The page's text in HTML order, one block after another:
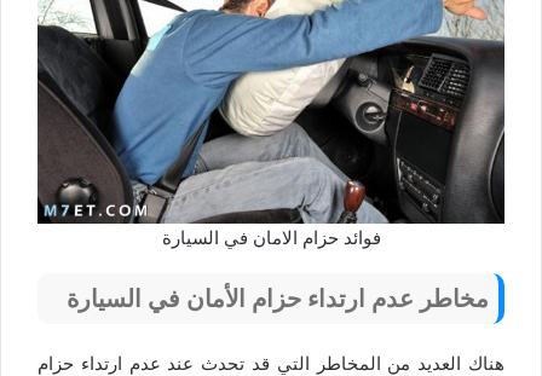
فوائد حزام الامان في السيارة
مخاطر عدم ارتداء حزام الأمان في السيارة
هناك العديد من المخاطر التي قد تحدث عند عدم ارتداء حزام